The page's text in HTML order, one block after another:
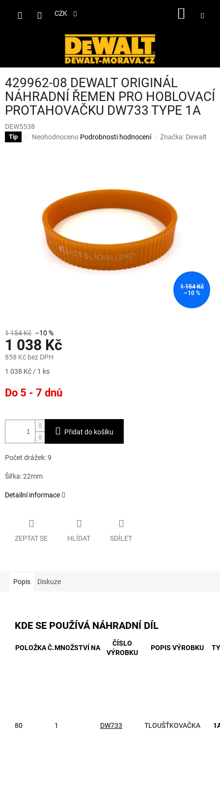
CZK
429962-08 DEWALT ORIGINÁL
NÁHRADNÍ ŘEMEN PRO HOBLOVACÍ
PROTAHOVAČKU DW733 TYPE 1A
DEW5538
Tip
Průměrné
hvězdiček.
Neohodnoceno Podrobnosti hodnocení Značka: Dewalt
1 154 Kč
–10 %
1 154 Kč –10 %
1 038 Kč
858 Kč bez DPH
Měrná
1 038 Kč / 1 ks
Do 5 - 7 dnů
Přidat do košíku
Počet drážek: 9
Šířka: 22mm
Detailní informace
ZEPTAT SE HLÍDAT SDÍLET
Popis Diskuze
KDE SE POUŽÍVÁ NÁHRADNÍ DÍL
POLOŽKA Č.MNOŽSTVÍ NA
ČÍSLO
VÝROBKU
POPIS VÝROBKU
80 1 DW733 TLOUŠŤKOVAČKA